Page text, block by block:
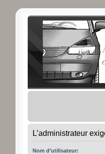
L’administrateur
Nom d’utilisateur: